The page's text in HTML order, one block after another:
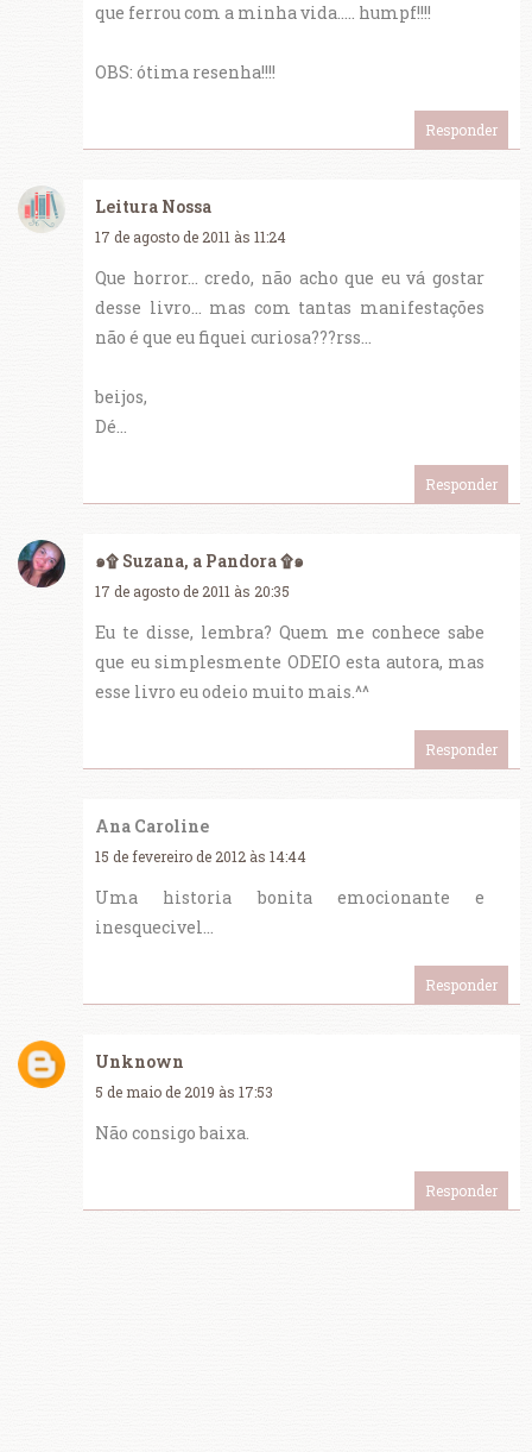
que ferrou com a minha vida..... humpf!!!!
OBS: ótima resenha!!!!
Responder
Leitura Nossa
17 de agosto de 2011 às 11:24
Que horror... credo, não acho que eu vá gostar
desse livro... mas com tantas manifestações
não é que eu fiquei curiosa???rss...
beijos,
Dé...
Responder
๑۩ Suzana, a Pandora ۩๑
17 de agosto de 2011 às 20:35
Eu te disse, lembra? Quem me conhece sabe
que eu simplesmente ODEIO esta autora, mas
esse livro eu odeio muito mais.^^
Responder
Ana Caroline
15 de fevereiro de 2012 às 14:44
Uma historia bonita emocionante e
inesquecivel...
Responder
Unknown
5 de maio de 2019 às 17:53
Não consigo baixa.
Responder